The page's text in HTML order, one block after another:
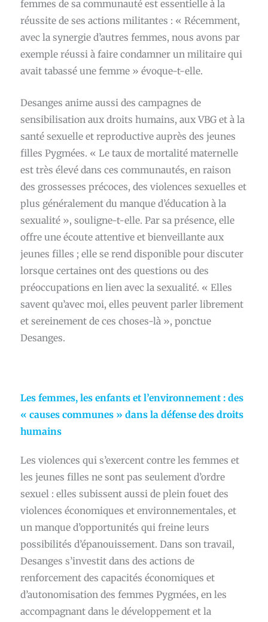
femmes de sa communauté est essentielle à la
réussite de ses actions militantes : « Récemment,
avec la synergie d’autres femmes, nous avons par
exemple réussi à faire condamner un militaire qui
avait tabassé une femme » évoque-t-elle.
Desanges anime aussi des campagnes de
sensibilisation aux droits humains, aux VBG et à la
santé sexuelle et reproductive auprès des jeunes
filles Pygmées. « Le taux de mortalité maternelle
est très élevé dans ces communautés, en raison
des grossesses précoces, des violences sexuelles et
plus généralement du manque d’éducation à la
sexualité », souligne-t-elle. Par sa présence, elle
offre une écoute attentive et bienveillante aux
jeunes filles ; elle se rend disponible pour discuter
lorsque certaines ont des questions ou des
préoccupations en lien avec la sexualité. « Elles
savent qu’avec moi, elles peuvent parler librement
et sereinement de ces choses-là », ponctue
Desanges.
Les femmes, les enfants et l’environnement : des
« causes communes » dans la défense des droits
humains
Les violences qui s’exercent contre les femmes et
les jeunes filles ne sont pas seulement d’ordre
sexuel : elles subissent aussi de plein fouet des
violences économiques et environnementales, et
un manque d’opportunités qui freine leurs
possibilités d’épanouissement. Dans son travail,
Desanges s’investit dans des actions de
renforcement des capacités économiques et
d’autonomisation des femmes Pygmées, en les
accompagnant dans le développement et la